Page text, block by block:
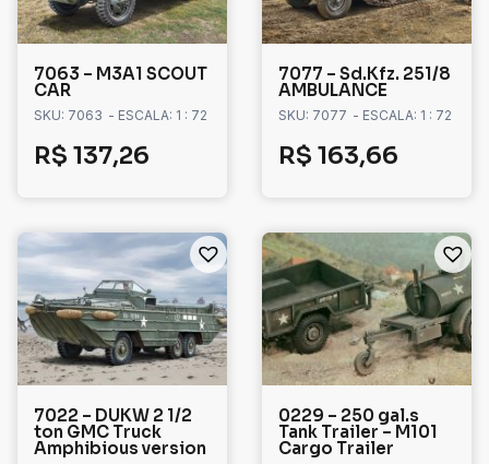
7063 – M3A1 SCOUT
CAR
SKU: 7063 - ESCALA: 1 : 72
R$ 137,26
7077 – Sd.Kfz. 251/8
AMBULANCE
SKU: 7077 - ESCALA: 1 : 72
R$ 163,66
7022 – DUKW 2 1/2
ton GMC Truck
Amphibious version
0229 – 250 gal.s
Tank Trailer – M101
Cargo Trailer